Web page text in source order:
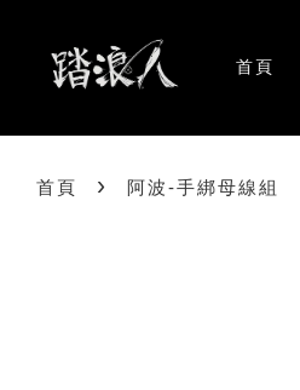
首頁
首頁 › 阿波-手綁母線組